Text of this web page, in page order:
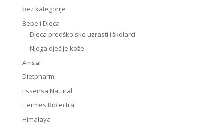
bez kategorije
Bebe i Djeca
Djeca predškolske uzrasti i školarci
Njega dječije kože
Amsal
Dietpharm
Essensa Natural
Hermes Biolectra
Himalaya